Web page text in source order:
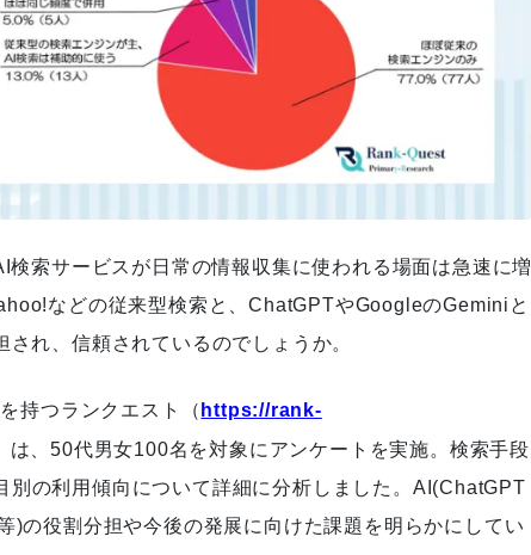
自発的PDCAによる対策品質改
善【ランクエストSEO】
作戦変更が奏功！その裏にあっ
た前例なき挑戦
組織のトップとして「Rank-Qu
る
索サービスが日常の情報収集に使われる場面は急速に増
などの従来型検索と、ChatGPTやGoogleのGeminiと
れ、信頼されているのでしょうか。
持つランクエスト（ https://rank-
は、50代男女100名を対象にアンケートを実施。検索手段
の利用傾向について詳細に分析しました。AI(ChatGPT
の役割分担や今後の発展に向けた課題を明らかにしてい